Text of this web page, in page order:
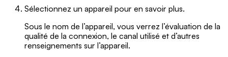
Sélectionnez un appareil pour en savoir plus.
Sous le nom de l’appareil, vous verrez l’évaluation de la
qualité de la connexion, le canal utilisé et d’autres
renseignements sur l’appareil.